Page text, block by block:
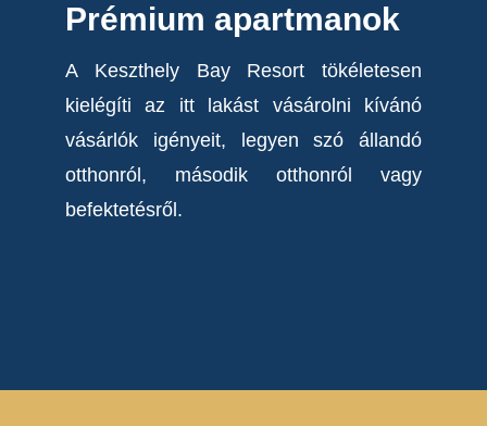
Prémium apartmanok
A Keszthely Bay Resort tökéletesen
kielégíti az itt lakást vásárolni kívánó
vásárlók igényeit, legyen szó állandó
otthonról, második otthonról vagy
befektetésről.